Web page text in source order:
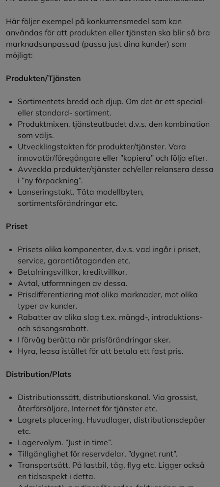
Här följer exempel på konkurrensmedel som kan
användas för att produkten eller tjänsten ska blir så bra
marknadsanpassad (passa just dina kunder) som
möjligt:
Produkten/Tjänsten
Sortimentets bredd och djup. Om det är ett special-
eller standard- sortiment.
Produktmixen, tjänsteutbudet d.v.s. den kombination
som väljs.
Utvecklingstakten för produkter/tjänster. Vara
innovatör/föregångare eller ”kopiera” och följa efter.
Avveckla produkter/tjänster och/eller relansera dessa
i ”ny förpackning”.
Lanseringstakt. Täta modellbyten,
sortimentsförändringar etc.
Priset
Prisets olika komponenter, d.v.s. vad ingår i priset,
service, garantiåtaganden etc.
Betalningsvillkor, kreditvillkor.
Avtal, utformningen av dessa.
Prisdifferentiering mot olika marknader, mot olika
typer av kunder.
Rabatter av olika slag t.ex. mängd-, introduktions-
och säsongsrabatt.
I förväg berätta när prisförändringar sker.
Hyra, leasa istället för att betala ett fast pris.
Distribution/Plats
Distributionssätt, distributionskanal. Via grossist,
återförsäljare, Internet för tjänster etc.
Lagrets placering. Huvudlager, distributionsdepåer
etc.
Lagervolym. ”Just in time”.
Tillgänglighet för reservdelar, ”dygnet runt”.
Transportsätt. På lastbil, tåg, flyg etc. Ligger också
en tidsaspekt i detta.